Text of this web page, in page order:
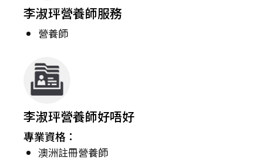
李淑玶營養師服務
營養師
李淑玶營養師好唔好
專業資格：
澳洲註冊營養師